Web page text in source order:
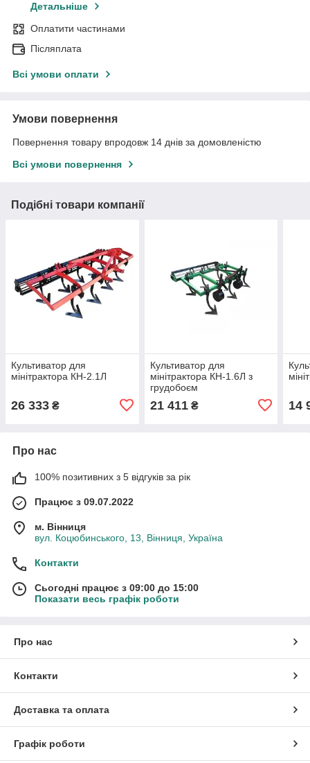
Детальніше
Оплатити частинами
Післяплата
Всі умови оплати
Умови повернення
Повернення товару впродовж 14 днів за домовленістю
Всі умови повернення
Подібні товари компанії
Культиватор для
мінітрактора КН-2.1Л
26 333 ₴
Культиватор для
мінітрактора КН-1.6Л з
грудобоєм
21 411₴ 14
Про нас
100% позитивних з 5 відгуків за рік
Працює з 09.07.2022
м. Вінниця
вул. Коцюбинського, 13, Вінниця, Україна
Контакти
Сьогодні працює з 09:00 до 15:00
Показати весь графік роботи
Про нас
Контакти
Доставка та оплата
Графік роботи